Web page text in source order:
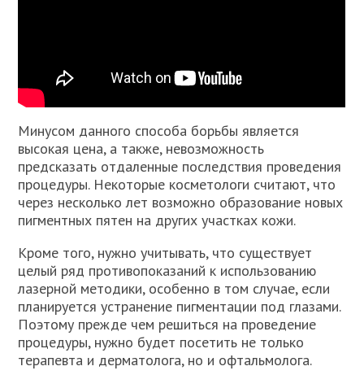
Минусом данного способа борьбы является
высокая цена, а также, невозможность
предсказать отдаленные последствия проведения
процедуры. Некоторые косметологи считают, что
через несколько лет возможно образование новых
пигментных пятен на других участках кожи.
Кроме того, нужно учитывать, что существует
целый ряд противопоказаний к использованию
лазерной методики, особенно в том случае, если
планируется устранение пигментации под глазами.
Поэтому прежде чем решиться на проведение
процедуры, нужно будет посетить не только
терапевта и дерматолога, но и офтальмолога.